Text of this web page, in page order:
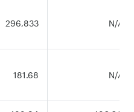
296,833 N/A
181.68 N/A